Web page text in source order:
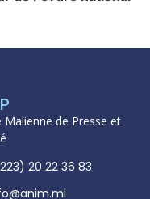
Malienne de Presse et
20 22 36 83